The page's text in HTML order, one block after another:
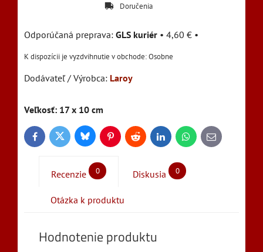
Doručenia
GLS kuriér • 4,60 € •
Osobne
Dodávateľ / Výrobca: Laroy
Veľkosť: 17 x 10 cm
FacebookTwitter BlueskyPinterestReddit LinkedInWhatsApp
E-
mail
Recenzie 0 Diskusia 0
Otázka k produktu
Hodnotenie produktu